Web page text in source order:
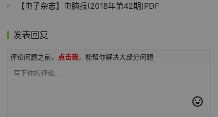
【电子杂志】电脑报(2018年第42期)PDF
发表回复
评论问题之前， 点击我，能帮你解决大部分问题